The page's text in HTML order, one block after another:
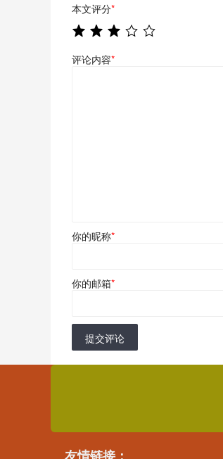
本文评分*
评论内容*
你的昵称*
你的邮箱*
提交评论
友情链接：